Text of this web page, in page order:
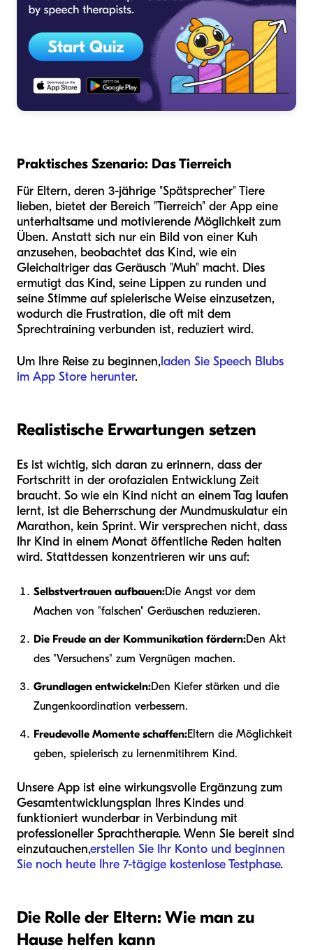
Praktisches Szenario: Das Tierreich
Für Eltern, deren 3-jährige "Spätsprecher" Tiere
lieben, bietet der Bereich "Tierreich" der App eine
unterhaltsame und motivierende Möglichkeit zum
Üben. Anstatt sich nur ein Bild von einer Kuh
anzusehen, beobachtet das Kind, wie ein
Gleichaltriger das Geräusch "Muh" macht. Dies
ermutigt das Kind, seine Lippen zu runden und
seine Stimme auf spielerische Weise einzusetzen,
wodurch die Frustration, die oft mit dem
Sprechtraining verbunden ist, reduziert wird.
Um Ihre Reise zu beginnen,laden Sie Speech Blubs
im App Store herunter.
Realistische Erwartungen setzen
Es ist wichtig, sich daran zu erinnern, dass der
Fortschritt in der orofazialen Entwicklung Zeit
braucht. So wie ein Kind nicht an einem Tag laufen
lernt, ist die Beherrschung der Mundmuskulatur ein
Marathon, kein Sprint. Wir versprechen nicht, dass
Ihr Kind in einem Monat öffentliche Reden halten
wird. Stattdessen konzentrieren wir uns auf:
Selbstvertrauen aufbauen:Die Angst vor dem
Machen von "falschen" Geräuschen reduzieren.
Die Freude an der Kommunikation fördern:Den Akt
des "Versuchens" zum Vergnügen machen.
Grundlagen entwickeln:Den Kiefer stärken und die
Zungenkoordination verbessern.
Freudevolle Momente schaffen:Eltern die Möglichkeit
geben, spielerisch zu lernenmitihrem Kind.
Unsere App ist eine wirkungsvolle Ergänzung zum
Gesamtentwicklungsplan Ihres Kindes und
funktioniert wunderbar in Verbindung mit
professioneller Sprachtherapie. Wenn Sie bereit sind
einzutauchen,erstellen Sie Ihr Konto und beginnen
Sie noch heute Ihre 7-tägige kostenlose Testphase.
Die Rolle der Eltern: Wie man zu
Hause helfen kann